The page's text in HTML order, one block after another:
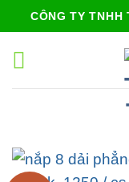
qua
nội
CÔNG TY TNHH